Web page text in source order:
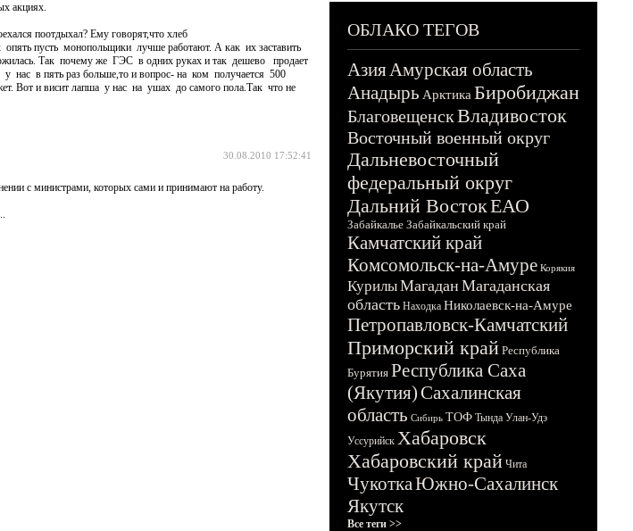
акциях.
поотдыхал? Ему говорят,что хлеб
пусть монопольщики лучше работают. А как их заставить
Так почему же ГЭС в одних руках и так дешево продает
у нас в пять раз больше,то и вопрос- на ком получается 500
Вот и висит лапша у нас на ушах до самого пола.Так что не
30.08.2010 17:52:41
с министрами, которых сами и принимают на работу.
ОБЛАКО ТЕГОВ
АзияАмурская область
Анадырь Арктика Биробиджан
БлаговещенскВладивосток
Восточный военный округ
Дальневосточный
федеральный округ
Дальний ВостокЕАО
Забайкалье Забайкальский край
Камчатский край
Комсомольск-на-Амуре Корякия
КурилыМагадан Магаданская
область Находка Николаевск-на-Амуре
Петропавловск-Камчатский
Приморский край Республика
Бурятия Республика Саха
(Якутия)Сахалинская
область Сибирь ТОФ Тында Улан-Удэ
Уссурийск Хабаровск
Хабаровский край Чита
ЧукоткаЮжно-Сахалинск
Якутск
Все теги >>